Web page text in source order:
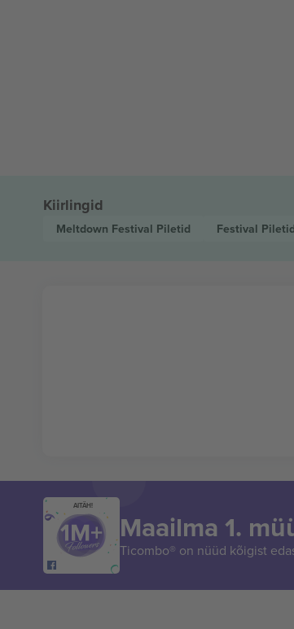
Kiirlingid
Meltdown Festival Piletid Festival Piletid
AITÄH!
Maailma 1.
Ticombo® on nüüd kõigist